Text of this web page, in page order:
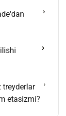
treyderlar
etasizmi?